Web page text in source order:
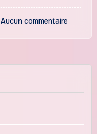
Aucun commentaire